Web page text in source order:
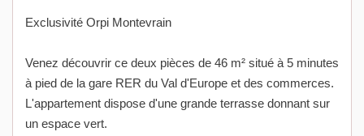
Exclusivité Orpi Montevrain
Venez découvrir ce deux pièces de 46 m² situé à 5 minutes
à pied de la gare RER du Val d'Europe et des commerces.
L'appartement dispose d'une grande terrasse donnant sur
un espace vert.